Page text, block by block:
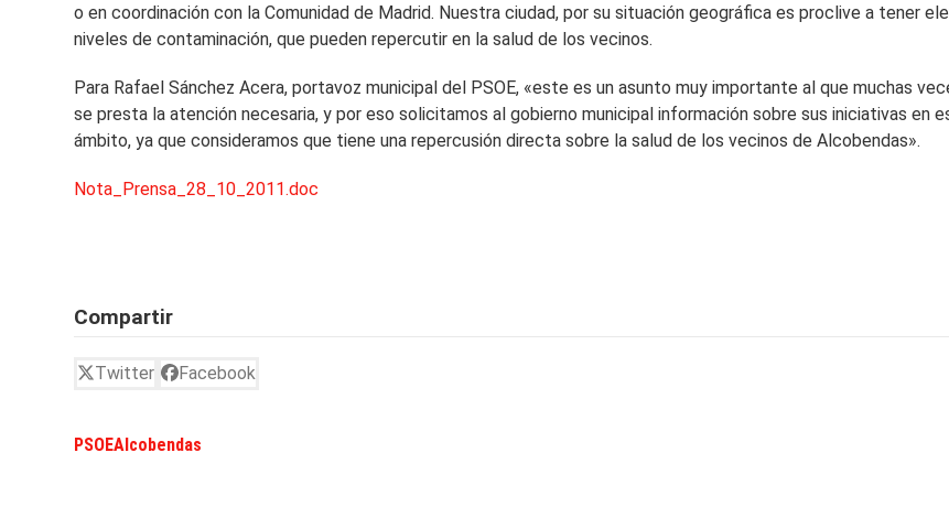
o en coordinación con la Comunidad de Madrid. Nuestra ciudad, por su situación geográfica es proclive a tener
niveles de contaminación, que pueden repercutir en la salud de los vecinos.
Para Rafael Sánchez Acera, portavoz municipal del PSOE, «este es un asunto muy importante al que muchas
se presta la atención necesaria, y por eso solicitamos al gobierno municipal información sobre sus iniciativas en
ámbito, ya que consideramos que tiene una repercusión directa sobre la salud de los vecinos de Alcobendas».
Nota_Prensa_28_10_2011.doc
Compartir
Twitter Facebook
PSOEAlcobendas